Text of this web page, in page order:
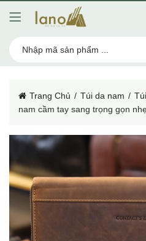
Trang Chủ Túi da nam
nam cầm tay sang trọng gọn